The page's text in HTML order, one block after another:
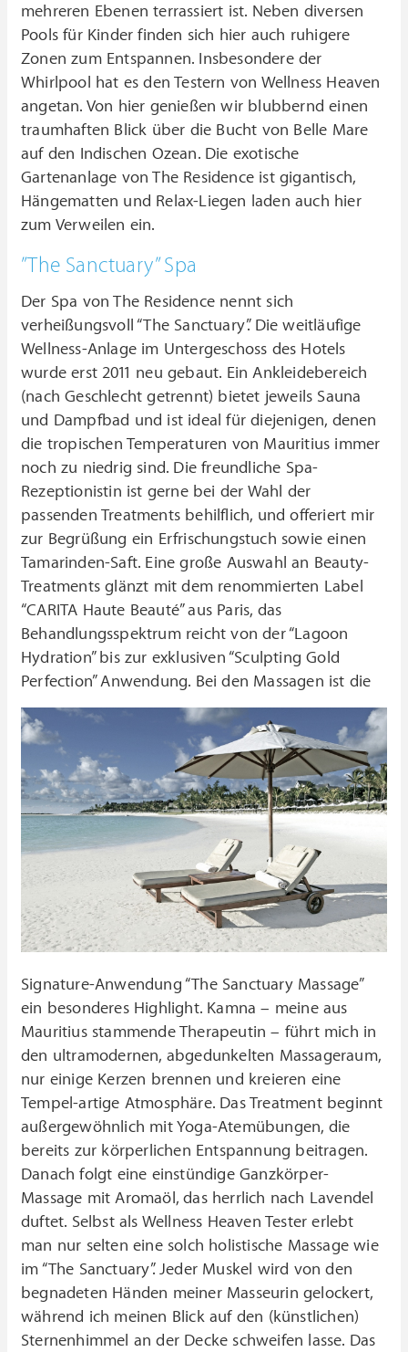
mehreren Ebenen terrassiert ist. Neben diversen
Pools für Kinder finden sich hier auch ruhigere
Zonen zum Entspannen. Insbesondere der
Whirlpool hat es den Testern von Wellness Heaven
angetan. Von hier genießen wir blubbernd einen
traumhaften Blick über die Bucht von Belle Mare
auf den Indischen Ozean. Die exotische
Gartenanlage von The Residence ist gigantisch,
Hängematten und Relax-Liegen laden auch hier
zum Verweilen ein.
”The Sanctuary” Spa
Der Spa von The Residence nennt sich
verheißungsvoll “The Sanctuary”. Die weitläufige
Wellness-Anlage im Untergeschoss des Hotels
wurde erst 2011 neu gebaut. Ein Ankleidebereich
(nach Geschlecht getrennt) bietet jeweils Sauna
und Dampfbad und ist ideal für diejenigen, denen
die tropischen Temperaturen von Mauritius immer
noch zu niedrig sind. Die freundliche Spa-
Rezeptionistin ist gerne bei der Wahl der
passenden Treatments behilflich, und offeriert mir
zur Begrüßung ein Erfrischungstuch sowie einen
Tamarinden-Saft. Eine große Auswahl an Beauty-
Treatments glänzt mit dem renommierten Label
“CARITA Haute Beauté” aus Paris, das
Behandlungsspektrum reicht von der “Lagoon
Hydration” bis zur exklusiven “Sculpting Gold
Perfection” Anwendung. Bei den Massagen ist die
Signature-Anwendung “The Sanctuary Massage”
ein besonderes Highlight. Kamna – meine aus
Mauritius stammende Therapeutin – führt mich in
den ultramodernen, abgedunkelten Massageraum,
nur einige Kerzen brennen und kreieren eine
Tempel-artige Atmosphäre. Das Treatment beginnt
außergewöhnlich mit Yoga-Atemübungen, die
bereits zur körperlichen Entspannung beitragen.
Danach folgt eine einstündige Ganzkörper-
Massage mit Aromaöl, das herrlich nach Lavendel
duftet. Selbst als Wellness Heaven Tester erlebt
man nur selten eine solch holistische Massage wie
im “The Sanctuary”. Jeder Muskel wird von den
begnadeten Händen meiner Masseurin gelockert,
während ich meinen Blick auf den (künstlichen)
Sternenhimmel an der Decke schweifen lasse. Das